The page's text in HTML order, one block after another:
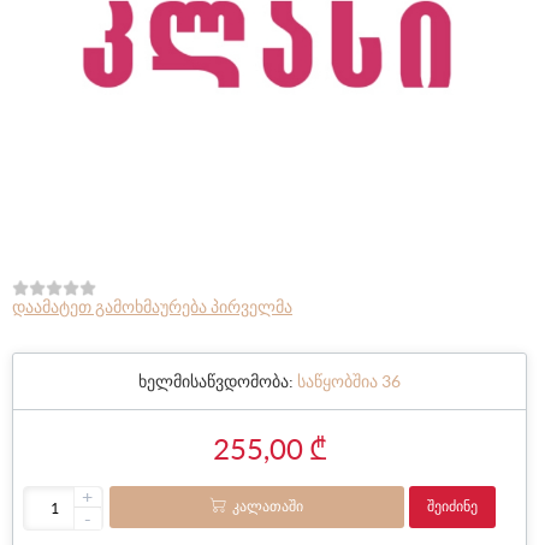
დაამატეთ გამოხმაურება პირველმა
ხელმისაწვდომობა: საწყობშია 36
255,00 ₾
+
-
ᲙᲐᲚᲐᲗᲐᲨᲘ ᲨᲔᲘᲫᲘᲜᲔ